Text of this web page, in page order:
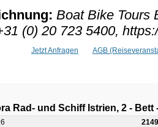
Boat Bike Tours
(0) 20 723 5400,
Jetzt Anfragen AGB
Rad- und Schiff Istrien, 2 - Bett